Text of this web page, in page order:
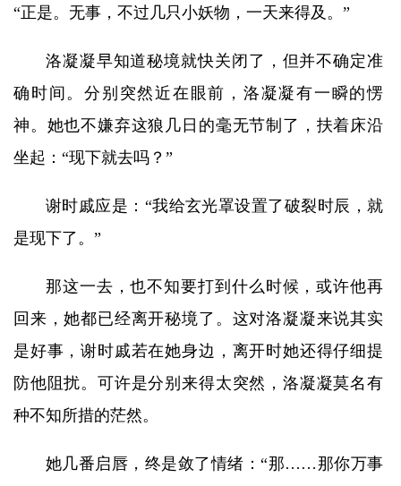
“正是。无事，不过几只小妖物，一天来得及。”
洛凝凝早知道秘境就快关闭了，但并不确定准
确时间。分别突然近在眼前，洛凝凝有一瞬的愣
神。她也不嫌弃这狼几日的毫无节制了，扶着床沿
坐起：“现下就去吗？”
谢时戚应是：“我给玄光罩设置了破裂时辰，就
是现下了。”
那这一去，也不知要打到什么时候，或许他再
回来，她都已经离开秘境了。这对洛凝凝来说其实
是好事，谢时戚若在她身边，离开时她还得仔细提
防他阻扰。可许是分别来得太突然，洛凝凝莫名有
种不知所措的茫然。
她几番启唇，终是敛了情绪：“那……那你万事